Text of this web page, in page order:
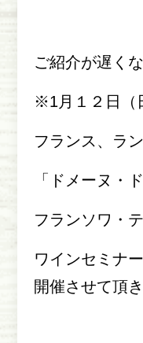
ご紹介が遅く
※1 月１２日（
フランス、ラ
「ドメーヌ・
フランソワ・
ワインセミナ
開催させて頂